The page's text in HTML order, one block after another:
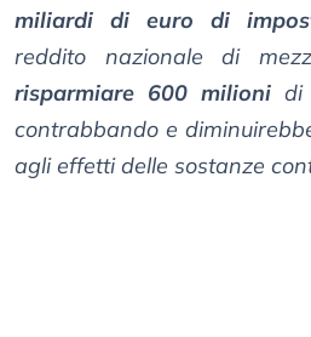
miliardi di euro di
reddito nazionale di
risparmiare 600 milioni di
contrabbando e
agli effetti delle sostanze